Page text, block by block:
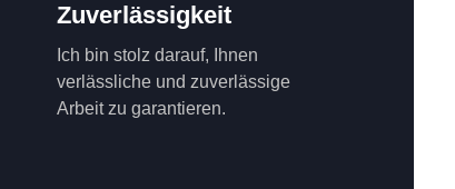
Zuverlässigkeit
Ich bin stolz darauf, Ihnen
verlässliche und zuverlässige
Arbeit zu garantieren.